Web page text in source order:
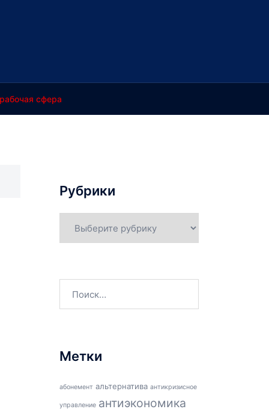
сфера
Рубрики
Метки
абонемент альтернатива антикризисное
управление антиэкономика